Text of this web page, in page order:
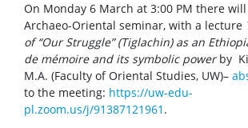
On Monday 6 March at 3:00 PM there
Archaeo-Oriental seminar, with a lecture
of “Our Struggle” (Tiglachin) as an
de mémoire and its symbolic powerby
M.A. (Faculty of Oriental Studies, UW)–
to the meeting: https://uw-edu-
pl.zoom.us/j/91387121961 .